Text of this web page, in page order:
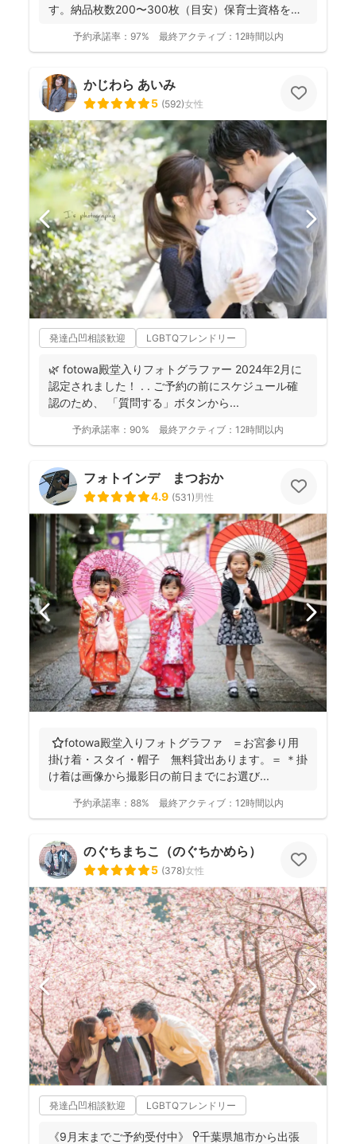
す。納品枚数200〜300枚（目安）保育士資格を持
予約承諾率： 97% 最終アクティブ： 12時間以内
かじわら あいみ
5 (592)女性
発達凸凹相談歓迎 LGBTQフレンドリー
🌿 fotowa殿堂入りフォトグラファー 2024年2月に
認定されました！ . . ご予約の前にスケジュール確
認のため、 「質問する」ボタンから...
予約承諾率： 90% 最終アクティブ： 12時間以内
フォトインデ まつおか
4.9 (531)男性
⭐️fotowa殿堂入りフォトグラファ ＝お宮参り用
掛け着・スタイ・帽子 無料貸出あります。＝ ＊掛
け着は画像から撮影日の前日までにお選び...
予約承諾率： 88% 最終アクティブ： 12時間以内
のぐちまちこ（のぐちかめら）
5 (378)女性
発達凸凹相談歓迎 LGBTQフレンドリー
《9月末までご予約受付中》 📍千葉県旭市から出張